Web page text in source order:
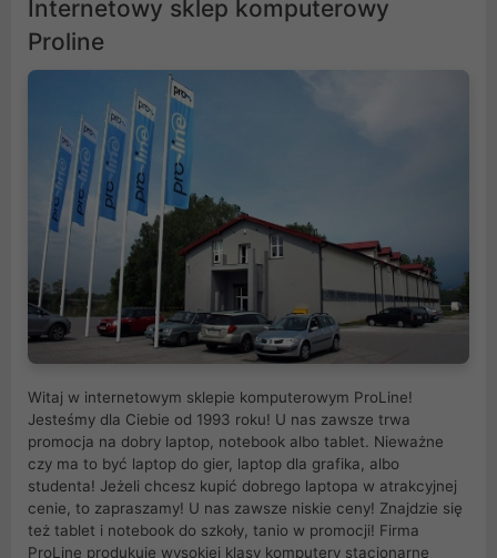
Internetowy sklep komputerowy
Proline
Witaj w internetowym sklepie komputerowym ProLine!
Jesteśmy dla Ciebie od 1993 roku! U nas zawsze trwa
promocja na dobry laptop, notebook albo tablet. Nieważne
czy ma to być laptop do gier, laptop dla grafika, albo
studenta! Jeżeli chcesz kupić dobrego laptopa w atrakcyjnej
cenie, to zapraszamy! U nas zawsze niskie ceny! Znajdzie się
też tablet i notebook do szkoły, tanio w promocji! Firma
ProLine produkuje wysokiej klasy komputery stacjonarne